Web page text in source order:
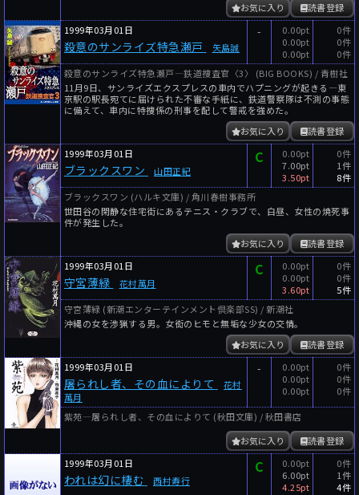
読書登録
お気に入り
1999年03月01日
殺意のサンライズ特急瀬戸 矢島誠
-
0.00pt
0.00pt
0.00pt
0件
0件
0件
殺意のサンライズ特急瀬戸―鉄道捜査官〈3〉 (BIG BOOKS) / 青樹社
11月9日、サンライズエクスプレスの車内でハプニングが起きる―東
京駅の駅長宛てに届けられた不審な手紙に、鉄道警察隊は不測の事態
に備えて、車内に特捜係の刑事を配して警戒を強めた。
読書登録
お気に入り
1999年03月01日
ブラックスワン 山田正紀
C
0.00pt
7.00pt
3.50pt
0件
1件
8件
ブラックスワン (ハルキ文庫) / 角川春樹事務所
世田谷の閑静な住宅街にあるテニス・クラブで、白昼、女性の焼死事
件が発生した。
読書登録
お気に入り
1999年03月01日
守宮薄緑 花村萬月
C
0.00pt
0.00pt
3.60pt
0件
0件
5件
守宮薄緑 (新潮エンターテインメント倶楽部SS) / 新潮社
沖縄の女を渉猟する男。女衒のヒモと無垢な少女の交情。
読書登録
お気に入り
1999年03月01日
屠られし者、その血によりて
花村
萬月
-
0.00pt
0.00pt
0.00pt
0件
0件
0件
紫苑―屠られし者、その血によりて (秋田文庫) / 秋田書店
読書登録
お気に入り
1999年03月01日
われは幻に棲む 西村寿行
C
0.00pt
6.00pt
4.25pt
0件
1件
4件